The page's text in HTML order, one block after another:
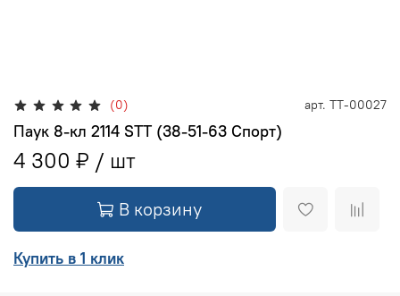
(0) арт. ТТ-00027
Паук 8-кл 2114 STT (38-51-63 Спорт)
4 300 ₽
В корзину
Купить в 1 клик